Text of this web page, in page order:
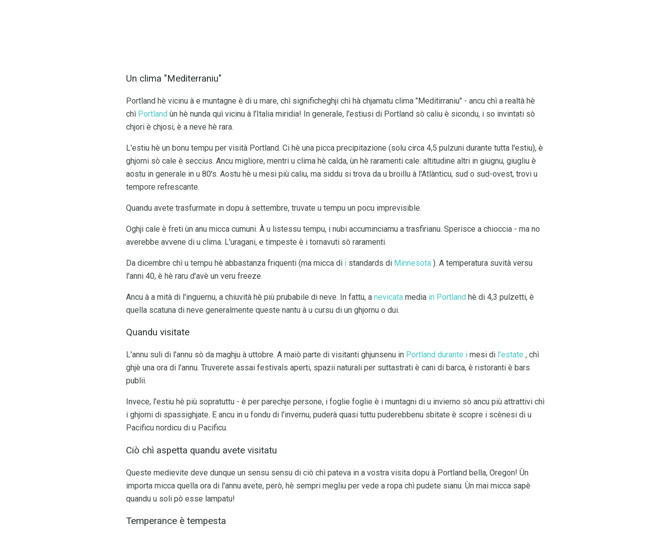
Un clima "Mediterraniu"
Portland hè vicinu à e muntagne è di u mare, chì significheghji chì hà chjamatu clima "Meditirraniu" - ancu chì a realtà hè
chì Portland ùn hè nunda quì vicinu à l'Italia miridia! In generale, l'estiusi di Portland sò caliu è sicondu, i so invintati sò
chjori è chjosi, è a neve hè rara.
L'estiu hè un bonu tempu per visità Portland. Ci hè una picca precipitazione (solu circa 4,5 pulzuni durante tutta l'estiu), è
ghjorni sò cale è seccius. Ancu migliore, mentri u clima hè calda, ùn hè raramenti cale: altitudine altri in giugnu, giugliu è
aostu in generale in u 80's. Aostu hè u mesi più caliu, ma siddu si trova da u broillu à l'Atlànticu, sud o sud-ovest, trovi u
tempore refrescante.
Quandu avete trasfurmate in dopu à settembre, truvate u tempu un pocu imprevisible.
Oghji cale è freti ùn anu micca cumuni. À u listessu tempu, i nubi accuminciamu a trasfirianu. Sperisce a chioccia - ma no
averebbe avvene di u clima. L'uragani, e timpeste è i tornavuti sò raramenti.
Da dicembre chì u tempu hè abbastanza friquenti (ma micca di i standards di Minnesota ). A temperatura suvità versu
l'anni 40, è hè raru d'avè un veru freeze.
Ancu à a mità di l'inguernu, a chiuvità hè più prubabile di neve. In fattu, a nevicata media in Portland hè di 4,3 pulzetti, è
quella scatuna di neve generalmente queste nantu à u cursu di un ghjornu o dui.
Quandu visitate
L'annu suli di l'annu sò da maghju à uttobre. A maiò parte di visitanti ghjunsenu in Portland durante i mesi di l'estate , chì
ghjè una ora di l'annu. Truverete assai festivals aperti, spazii naturali per suttastrati è cani di barca, è ristoranti è bars
publii.
Invece, l'estiu hè più sopratuttu - è per parechje persone, i foglie foglie è i muntagni di u invierno sò ancu più attrattivi chì
i ghjorni di spassighjate. E ancu in u fondu di l'invernu, puderà quasi tuttu puderebbenu sbitate è scopre i scènesi di u
Pacificu nordicu di u Pacificu.
Ciò chì aspetta quandu avete visitatu
Queste medievite deve dunque un sensu sensu di ciò chì pateva in a vostra visita dopu à Portland bella, Oregon! Ùn
importa micca quella ora di l'annu avete, però, hè sempri megliu per vede a ropa chì pudete sianu. Ùn mai micca sapè
quandu u soli pò esse lampatu!
Temperance è tempesta